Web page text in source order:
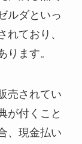
ルダといっ
れており、
ります。
売されてい
が付くこと
、現金払い